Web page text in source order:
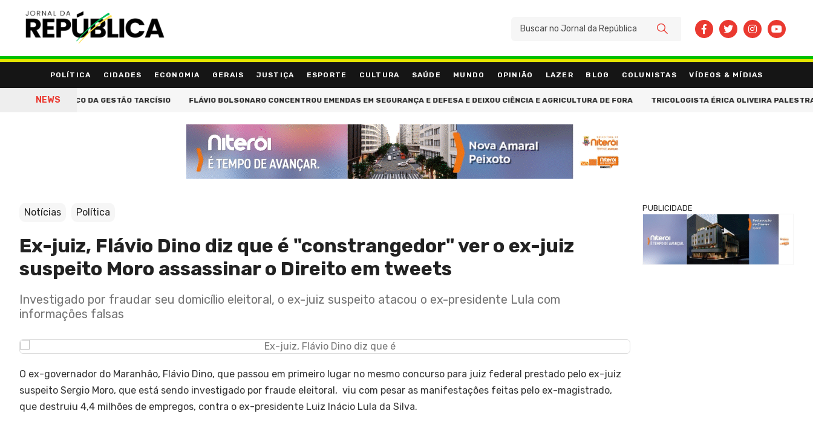
POLÍTICA CIDADES ECONOMIA GERAIS JUSTIÇA ESPORTE CULTURA SAÚDE MUNDO OPINIÃO LAZER BLOG COLUNISTAS VÍDEOS & MÍDIAS
NEWS
PÚBLICO DA GESTÃO TARCÍSIO FLÁVIO BOLSONARO CONCENTROU EMENDAS EM SEGURANÇA E DEFESA E DEIXOU CIÊNCIA E AGRICULTURA DE FORA TRICOLOGISTA ÉRICA OLIVEIRA PALESTRA NA
BUSCAR
Notícias Política
Ex-juiz, Flávio Dino diz que é "constrangedor" ver o ex-juiz
suspeito Moro assassinar o Direito em tweets
Investigado por fraudar seu domicílio eleitoral, o ex-juiz suspeito atacou o ex-presidente Lula com
informações falsas
O ex-governador do Maranhão, Flávio Dino, que passou em primeiro lugar no mesmo concurso para juiz federal prestado pelo ex-juiz
suspeito Sergio Moro, que está sendo investigado por fraude eleitoral, viu com pesar as manifestações feitas pelo ex-magistrado,
que destruiu 4,4 milhões de empregos, contra o ex-presidente Luiz Inácio Lula da Silva.
PUBLICIDADE